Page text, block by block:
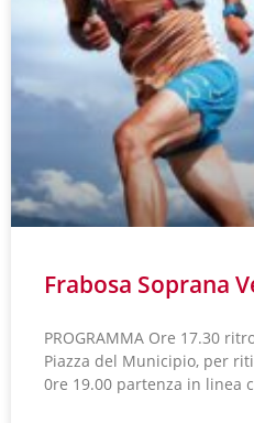
Frabosa Soprana
PROGRAMMA Ore 17.30
Piazza del Municipio, per
0re 19.00 partenza in linea